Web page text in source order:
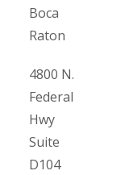
Boca
Raton
4800 N.
Federal
Hwy
Suite
D104